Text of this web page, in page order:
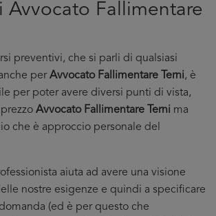
Avvocato Fallimentare
preventivi, che si parli di qualsiasi
perAvvocato Fallimentare Terni, è
per poter avere diversi punti di vista,
Avvocato Fallimentare Terni ma
che è approccio personale del
aiuta ad avere una visione
nostre esigenze e quindi a specificare
(ed è per questo che